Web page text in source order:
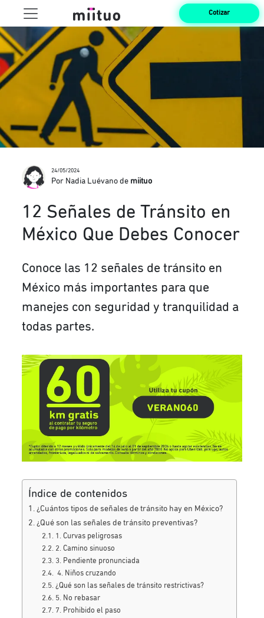
Cotizar
24/05/2024
Por Nadia Luévano de miituo
12 Señales de Tránsito en
México Que Debes Conocer
Conoce las 12 señales de tránsito en
México más importantes para que
manejes con seguridad y tranquilidad a
todas partes.
Índice de contenidos
¿Cuántos tipos de señales de tránsito hay en México?
¿Qué son las señales de tránsito preventivas?
1. Curvas peligrosas
2. Camino sinuoso
3. Pendiente pronunciada
4. Niños cruzando
¿Qué son las señales de tránsito restrictivas?
5. No rebasar
7. Prohibido el paso